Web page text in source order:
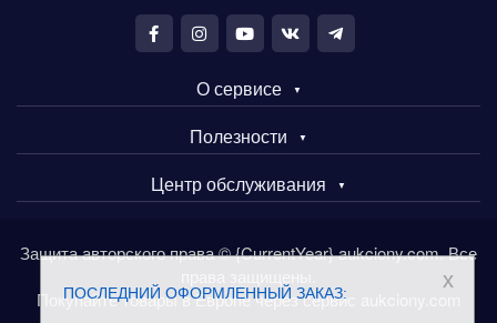
ПОСЛЕДНИЙ ОФОРМЛЕННЫЙ ЗАКАЗ:
x
О сервисе
Полезности
Центр обслуживания
Защита авторского права © {CurrentYear} aukciony.com. Все
Покупайте товары в Европе через сервис aukciony.com